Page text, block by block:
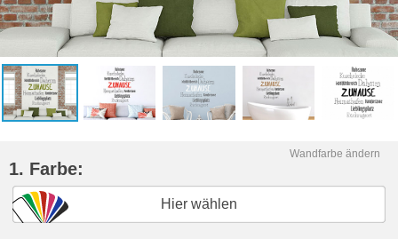
Wandfarbe ändern
1. Farbe:
Hier wählen